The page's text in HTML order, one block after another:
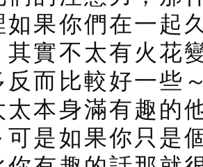
如果你們在一起
其實不太有火花
反而比較好一些
太本身滿有趣的
可是如果你只是